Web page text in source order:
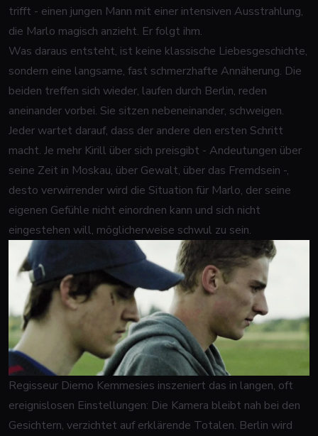
trifft - einen jungen Mann mit einer intensiven Ausstrahlung,
die Marlo magisch anzieht. Er folgt ihm.
Was daraus entsteht, ist keine klassische Liebesgeschichte,
sondern eine langsame, fast schmerzhafte Annäherung. Die
beiden treffen sich wieder, laufen durch Berlin, reden
aneinander vorbei. Sie sitzen nebeneinander, schweigen.
Jeder wartet darauf, dass der andere den ersten Schritt
macht. Je mehr Kirill über sich preisgibt - Andeutungen über
seine Zeit in Moskau, über Gewalt, über das Fremdsein -,
desto verwirrender wird die Situation für Marlo, der seine
eigenen Gefühle nicht einordnen kann und sich nicht
eingestehen will, möglicherweise schwul zu sein.
Regisseur Diemo Kemmesies inszeniert das in langen, oft
ereignislosen Einstellungen: Die Kamera bleibt nah bei den
Gesichtern, verzichtet auf erklärende Totalen. Berlin wird